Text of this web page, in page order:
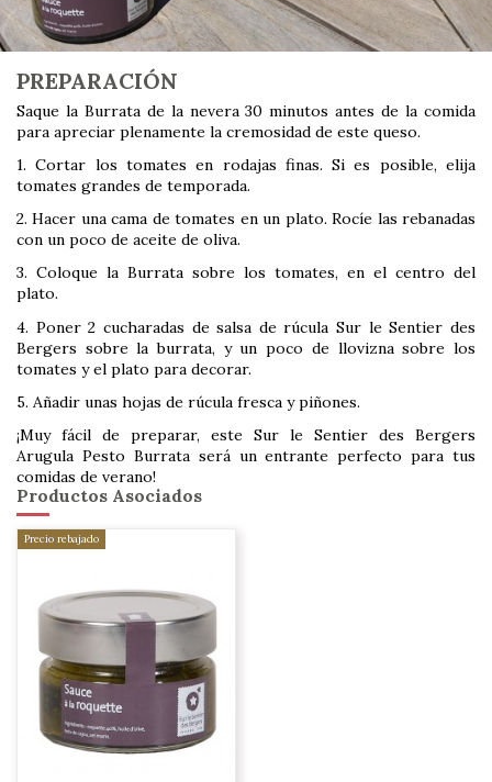
PREPARACIÓN
Saque la Burrata de la nevera 30 minutos antes de la comida
para apreciar plenamente la cremosidad de este queso.
1. Cortar los tomates en rodajas finas. Si es posible, elija
tomates grandes de temporada.
2. Hacer una cama de tomates en un plato. Rocíe las rebanadas
con un poco de aceite de oliva.
3. Coloque la Burrata sobre los tomates, en el centro del
plato.
4. Poner 2 cucharadas de salsa de rúcula Sur le Sentier des
Bergers sobre la burrata, y un poco de llovizna sobre los
tomates y el plato para decorar.
5. Añadir unas hojas de rúcula fresca y piñones.
¡Muy fácil de preparar, este Sur le Sentier des Bergers
Arugula Pesto Burrata será un entrante perfecto para tus
comidas de verano!
Productos Asociados
Precio rebajado